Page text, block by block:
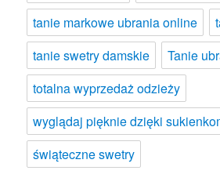
tanie markowe ubrania online
tanie swetry damskie
Tanie
totalna wyprzedaż odzieży
wyglądaj pięknie dzięki
świąteczne swetry